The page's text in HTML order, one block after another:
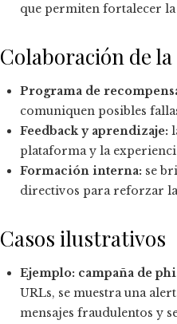
que permiten fortalecer
Colaboración de
Programa de
comuniquen posibles
Feedback y aprendizaje:
plataforma y la
Formación interna: se
directivos para reforzar
Casos ilustrativos
Ejemplo: campaña de
URLs, se muestra una
mensajes fraudulentos y